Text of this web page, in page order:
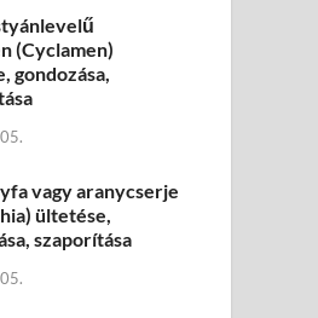
(Cyclamen)
gondozása,
vagy aranycserje
ültetése,
szaporítása